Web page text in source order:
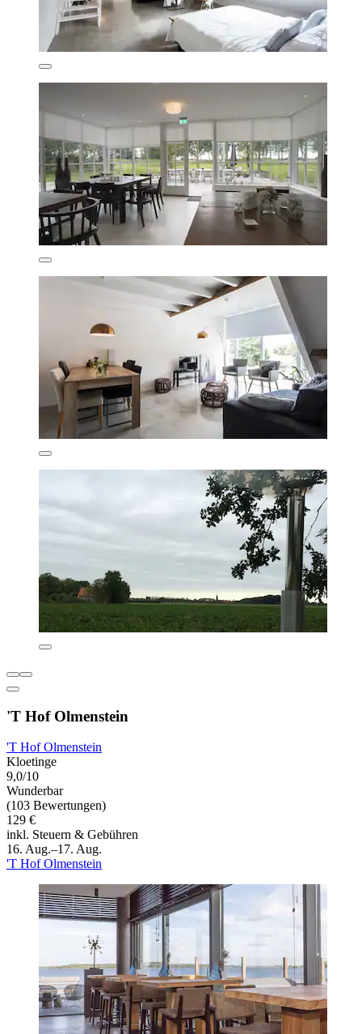
'T Hof Olmenstein
'T Hof Olmenstein
Kloetinge
9,0/10
Wunderbar
(103 Bewertungen)
129 €
inkl. Steuern & Gebühren
16. Aug.–17. Aug.
'T Hof Olmenstein